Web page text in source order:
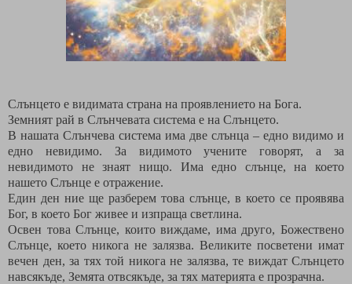
Слънцето е видимата страна на проявлението на Бога.
Земният рай в Слънчевата система е на Слънцето.
В нашата Слънчева система има две слънца – едно видимо и
едно невидимо. За видимото учените говорят, а за
невидимото не знаят нищо. Има едно слънце, на което
нашето Слънце е отражение.
Един ден ние ще разберем това слънце, в което се проявява
Бог, в което Бог живее и изпраща светлина.
Освен това Слънце, които виждаме, има друго, Божествено
Слънце, което никога не залязва. Великите посветени имат
вечен ден, за тях той никога не залязва, те виждат Слънцето
навсякъде, Земята отвсякъде, за тях материята е прозрачна.